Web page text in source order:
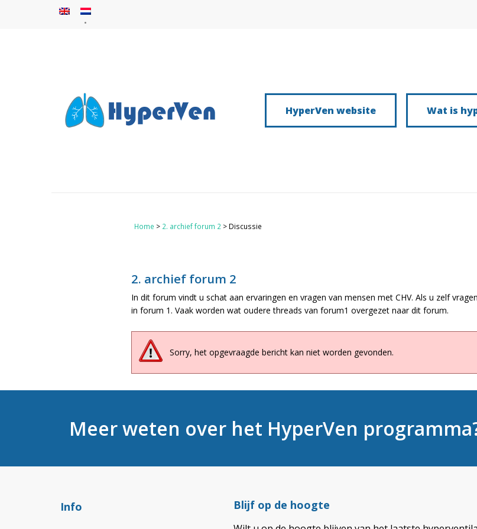
HyperVen website Wat is
Home > 2. archief forum 2 > Discussie
2. archief forum 2
In dit forum vindt u schat aan ervaringen en vragen van mensen met CHV. Als u zelf
in forum 1. Vaak worden wat oudere threads van forum1 overgezet naar dit forum.
Sorry, het opgevraagde bericht kan niet worden gevonden.
Meer weten over het HyperVen
Info Blijf op de hoogte